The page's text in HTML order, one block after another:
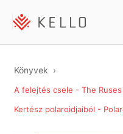
Könyvek
A felejtés csele - The
Kertész polaroidjaiból -